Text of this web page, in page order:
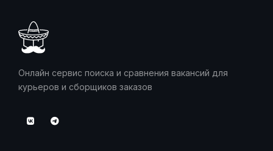
Онлайн сервис поиска и сравнения вакансий для
курьеров и сборщиков заказов